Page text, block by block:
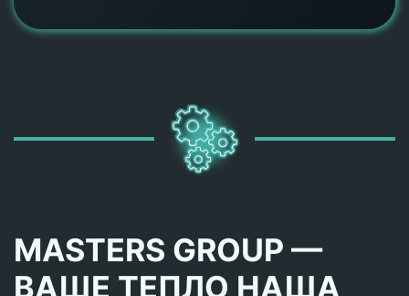
MASTERS GROUP —
ВАШЕ ТЕПЛО НАША